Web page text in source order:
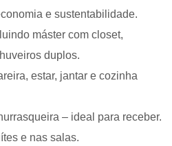
e sustentabilidade.
máster com closet,
duplos.
estar, jantar e cozinha
– ideal para receber.
e nas salas.